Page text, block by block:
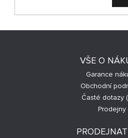
VŠE O
Garance
Obchodní
Časté dotazy
Prodejny